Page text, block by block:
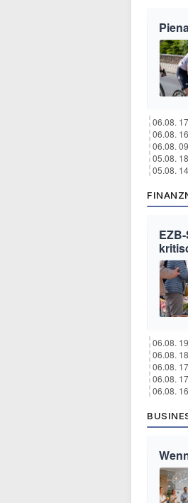
06.08.
06.08.
06.08.
05.08.
05.08.
06.08.
06.08.
06.08.
06.08.
06.08.